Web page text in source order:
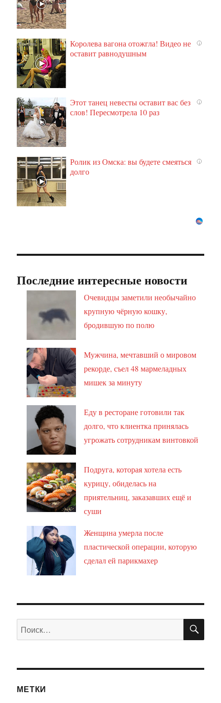
i
Королева вагона отожгла! Видео не
оставит равнодушным
i
Этот танец невесты оставит вас без
слов! Пересмотрела 10 раз
i
Ролик из Омска: вы будете смеяться
долго
Последние интересные новости
Очевидцы заметили необычайно
крупную чёрную кошку,
бродившую по полю
Мужчина, мечтавший о мировом
рекорде, съел 48 мармеладных
мишек за минуту
Еду в ресторане готовили так
долго, что клиентка принялась
угрожать сотрудникам винтовкой
Подруга, которая хотела есть
курицу, обиделась на
приятельниц, заказавших ещё и
суши
Женщина умерла после
пластической операции, которую
сделал ей парикмахер
Искать:
МЕТКИ